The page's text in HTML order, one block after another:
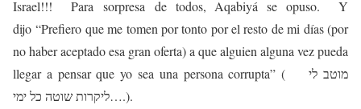
Israel!!! Para sorpresa de todos, Aqabiyá se opuso. Y
dijo “Prefiero que me tomen por tonto por el resto de mi días (por
no haber aceptado esa gran oferta) a que alguien alguna vez pueda
llegar a pensar que yo sea una persona corrupta” ( מוטב לי
ליקרות שוטה כל ימי….).